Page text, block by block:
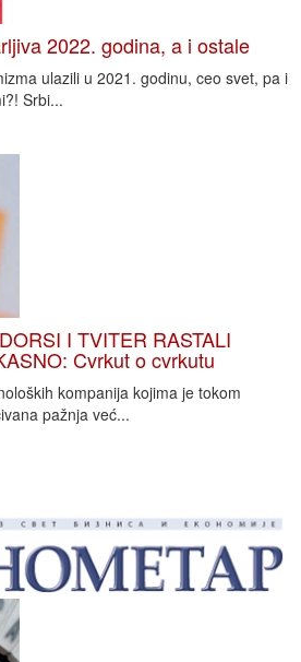
2022. godina, a i ostale
ulazili u 2021. godinu, ceo svet, pa i
Srbi...
I TVITER RASTALI
Cvrkut o cvrkutu
kompanija kojima je tokom
pažnja već...